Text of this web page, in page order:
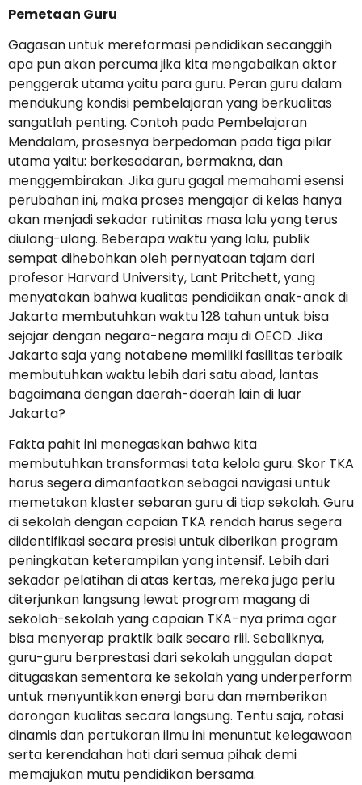
Pemetaan Guru
Gagasan untuk mereformasi pendidikan secanggih
apa pun akan percuma jika kita mengabaikan aktor
penggerak utama yaitu para guru. Peran guru dalam
mendukung kondisi pembelajaran yang berkualitas
sangatlah penting. Contoh pada Pembelajaran
Mendalam, prosesnya berpedoman pada tiga pilar
utama yaitu: berkesadaran, bermakna, dan
menggembirakan. Jika guru gagal memahami esensi
perubahan ini, maka proses mengajar di kelas hanya
akan menjadi sekadar rutinitas masa lalu yang terus
diulang-ulang. Beberapa waktu yang lalu, publik
sempat dihebohkan oleh pernyataan tajam dari
profesor Harvard University, Lant Pritchett, yang
menyatakan bahwa kualitas pendidikan anak-anak di
Jakarta membutuhkan waktu 128 tahun untuk bisa
sejajar dengan negara-negara maju di OECD. Jika
Jakarta saja yang notabene memiliki fasilitas terbaik
membutuhkan waktu lebih dari satu abad, lantas
bagaimana dengan daerah-daerah lain di luar
Jakarta?
Fakta pahit ini menegaskan bahwa kita
membutuhkan transformasi tata kelola guru. Skor TKA
harus segera dimanfaatkan sebagai navigasi untuk
memetakan klaster sebaran guru di tiap sekolah. Guru
di sekolah dengan capaian TKA rendah harus segera
diidentifikasi secara presisi untuk diberikan program
peningkatan keterampilan yang intensif. Lebih dari
sekadar pelatihan di atas kertas, mereka juga perlu
diterjunkan langsung lewat program magang di
sekolah-sekolah yang capaian TKA-nya prima agar
bisa menyerap praktik baik secara riil. Sebaliknya,
guru-guru berprestasi dari sekolah unggulan dapat
ditugaskan sementara ke sekolah yang underperform
untuk menyuntikkan energi baru dan memberikan
dorongan kualitas secara langsung. Tentu saja, rotasi
dinamis dan pertukaran ilmu ini menuntut kelegawaan
serta kerendahan hati dari semua pihak demi
memajukan mutu pendidikan bersama.